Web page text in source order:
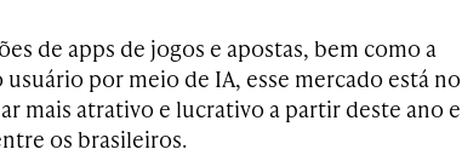
de apps de jogos e apostas, bem como a
por meio de IA, esse mercado está no
mais atrativo e lucrativo a partir deste ano e
os brasileiros.